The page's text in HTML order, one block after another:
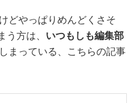
どやっぱりめんどくさそ
方は、 いつもしも編集部
まっている、こちらの記事